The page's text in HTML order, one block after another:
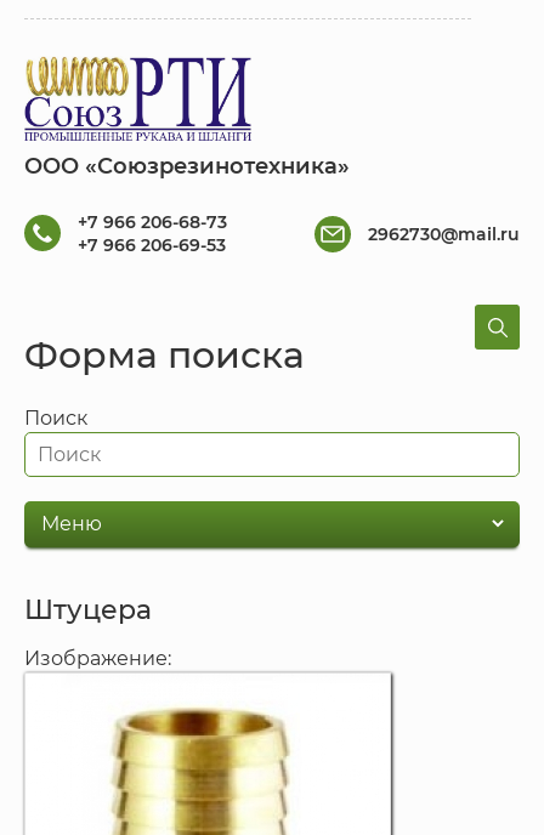
ООО «Союзрезинотехника»
+7 966 206-68-73
+7 966 206-69-53
2962730@mail.ru
Форма поиска
Поиск
Штуцера
Изображение: